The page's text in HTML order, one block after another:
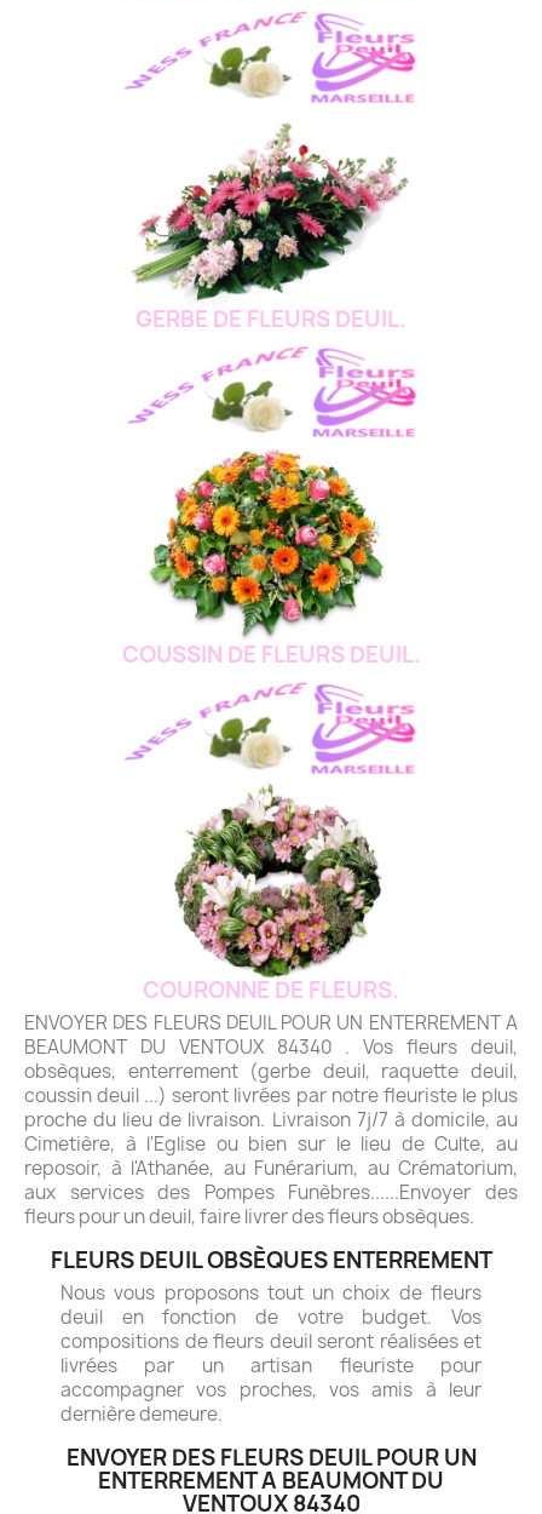
GERBE DE FLEURS DEUIL.
COUSSIN DE FLEURS DEUIL.
COURONNE DE FLEURS.
ENVOYER DES FLEURS DEUIL POUR UN ENTERREMENT A
BEAUMONT DU VENTOUX 84340 . Vos fleurs deuil,
obsèques, enterrement (gerbe deuil, raquette deuil,
coussin deuil ...) seront livrées par notre fleuriste le plus
proche du lieu de livraison. Livraison 7j/7 à domicile, au
Cimetière, à l'Eglise ou bien sur le lieu de Culte, au
reposoir, à l'Athanée, au Funérarium, au Crématorium,
aux services des Pompes Funèbres......Envoyer des
fleurs pour un deuil, faire livrer des fleurs obsèques.
FLEURS DEUIL OBSÈQUES ENTERREMENT
Nous vous proposons tout un choix de fleurs
deuil en fonction de votre budget. Vos
compositions de fleurs deuil seront réalisées et
livrées par un artisan fleuriste pour
accompagner vos proches, vos amis à leur
dernière demeure.
ENVOYER DES FLEURS DEUIL POUR UN
ENTERREMENT A BEAUMONT DU
VENTOUX 84340